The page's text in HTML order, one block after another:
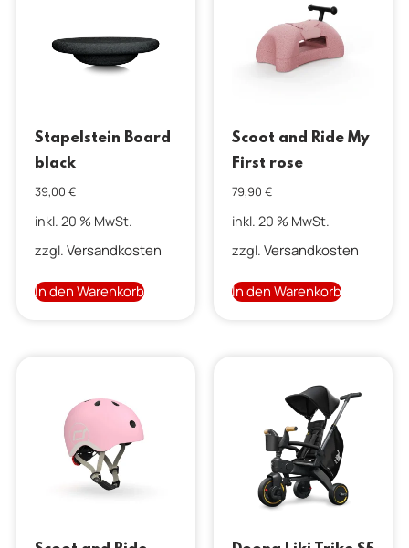
Stapelstein Board
black
39,00 €
inkl. 20 % MwSt.
zzgl. Versandkosten
In den Warenkorb
Scoot and Ride My
First rose
79,90 €
inkl. 20 % MwSt.
zzgl. Versandkosten
In den Warenkorb